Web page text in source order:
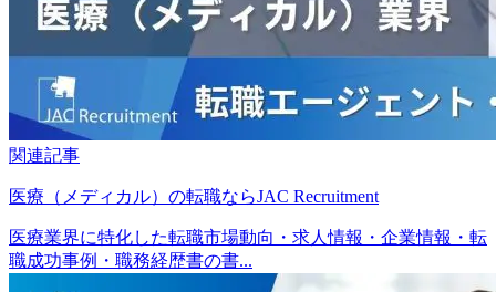
関連記事
医療（メディカル）の転職ならJAC Recruitment
医療業界に特化した転職市場動向・求人情報・企業情報・転
職成功事例・職務経歴書の書...